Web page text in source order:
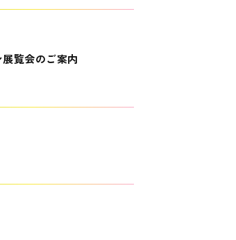
覧会のご案内